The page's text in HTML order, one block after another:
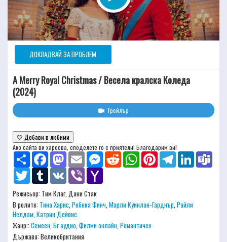
ДОКЛАДВАЙ ЗА ПРОБЛЕМ
A Merry Royal Christmas / Весела кралска Коледа
(2024)
Трейлър
🤍 Добави в любими
Ако сайта ви харесва, споделете го с приятели! Благодарим ви!
Share
FacebookMastodonEmail MessengerReddit WhatsAppPinterestTelegramLinkedIn
Twitter
Tumblr VK Viber
Режисьор: Тим Клаг, Дани Стак
В ролите: Тина Харис,Ребека Финч,Марли Куинлан-Гарднър,Райли
Нелдам,Катрин Дейвис
Жанр::Семеен,Бг аудио,Филми онлайн,Романтичен
Държава: Великобритания